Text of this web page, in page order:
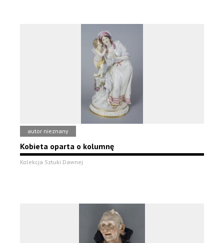
autor nieznany
Kobieta oparta o kolumnę
Kolekcja Sztuki Dawnej